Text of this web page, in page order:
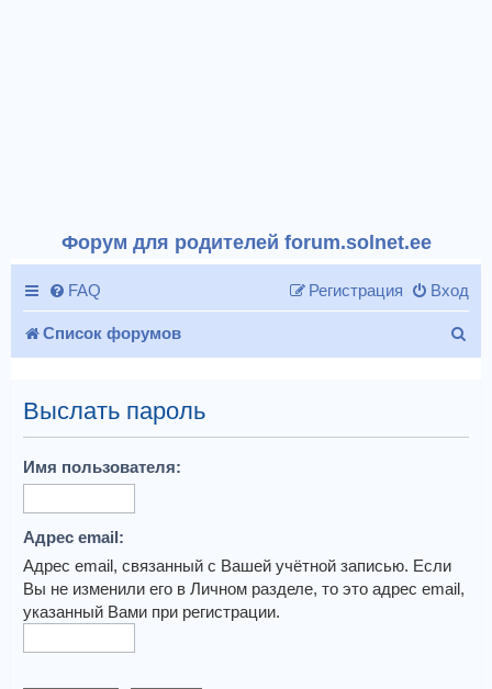
Форум для родителей forum.solnet.ee
FAQ Вход
Регистрация
Список форумов
с
Выслать пароль
Имя пользователя:
Адрес email:
Адрес email, связанный с Вашей учётной записью. Если
Вы не изменили его в Личном разделе, то это адрес email,
указанный Вами при регистрации.